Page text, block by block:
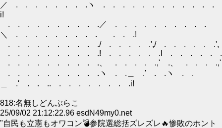
／ . . . . . . . .ヽ . . . . . . . . . . .
i!
. . . . . . . . . .／ . . . . . . . . . .
＼ . . . . . . . . . . . .!
. . . . . . . . . ./ . . . . .',/ . . . . .
. . . . . . . . . .! . . . . . .l . . . . .
. . . . . . . . . .、 . . . . .,' .、 . . .
. . . . . . . . . .ヽ . .＿ .' . .ヽ . .
＿ .' . . .. . . . . . . . .i!
818:名無しどんぶらこ
25/09/02 21:12:22.96 esdN49my0.net
"自民も立憲もオワコン💣参院選総括ズレズレ🔥惨敗のホント